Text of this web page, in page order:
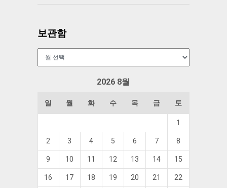
보관함
2026 8월
일 월 화 수 목 금 토
1
2 3 4 5 6 7 8
9 10 11 12 13 14 15
16 17 18 19 20 21 22